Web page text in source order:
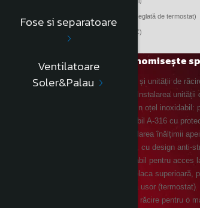
Fose si separatoare
Ventilatoare
Soler&Palau
TEMPERATURA DE IEȘIRE A APEI (ºC) (Reglată de termostat)
GAZ REFRIGERAT ECOLOGIC (fără CFC)
Design de perete care economisește
Datorită cuplării fântânilor de băut și unității de
Design de perete semi-încastrat. Instalarea
Toate elementele sunt fabricate din oțel
Barbotor compact din oțel inoxidabil A-316 cu
Buton frontal antivandalism și reglarea înălțimii
Placă superioară rotunjită adâncă, cu design anti-
Panou de ventilație inferior detașabil pentru acces
Șasiu încastrat pentru a susține placa superioară,
Temperatura apei reci se regleaza usor (termostat)
Posibilitatea de golire a unității de răcire pentru o